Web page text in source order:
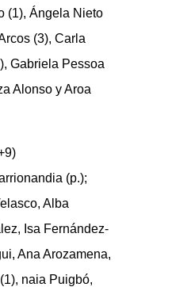
(1), Ángela Nieto
(3), Carla
Gabriela Pessoa
Alonso y Aroa
(p.);
Alba
Isa Fernández-
Ana Arozamena,
naia Puigbó,